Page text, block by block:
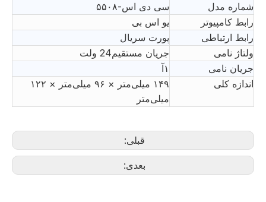
شماره مدل
سی دی اس-۵۵۰۸
رابط کامپیوتر
یو اس بی
رابط ارتباطی
پورت سریال
ولتاژ نامی
جریان مستقیم24 ولت
جریان نامی
۱آ
اندازه کلی
۱۴۹ میلی‌متر × ۹۶ میلی‌متر × ۱۲۲
میلی‌متر
قبلی:
بعدی: